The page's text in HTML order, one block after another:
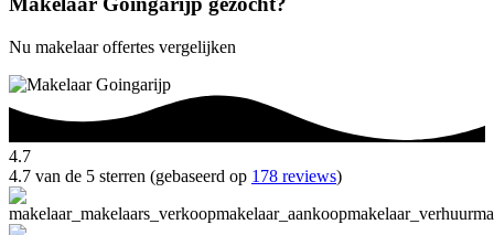
Nu makelaar offertes vergelijken
4.7
4.7 van de 5 sterren (gebaseerd op 178 reviews)